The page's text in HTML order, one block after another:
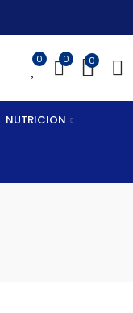
0 0 0
NUTRICION